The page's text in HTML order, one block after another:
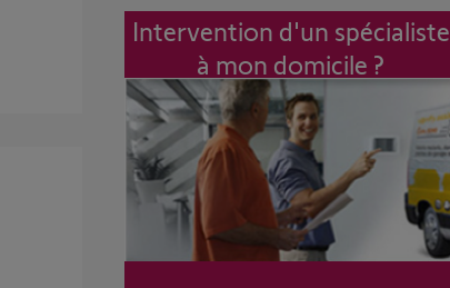
Intervention d'un spécialiste
à mon domicile ?